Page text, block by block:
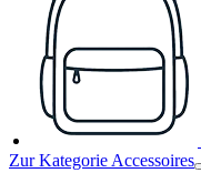
Zur Kategorie Accessoires